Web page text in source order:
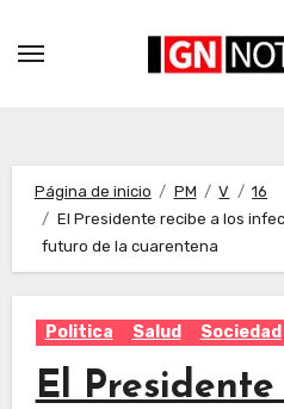
Página de inicio PM V
16
El Presidente recibe a los
futuro de la cuarentena
Politica Salud Sociedad
El